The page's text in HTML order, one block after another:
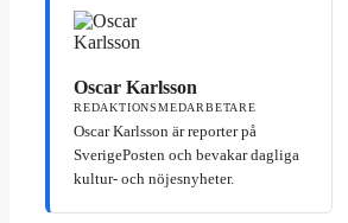
Oscar Karlsson
REDAKTIONSMEDARBETARE
Oscar Karlsson är reporter på
SverigePosten och bevakar dagliga
kultur- och nöjesnyheter.